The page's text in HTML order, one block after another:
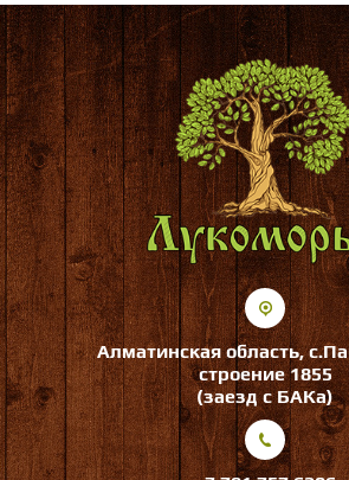
Алматинская область,
строение 1855
(заезд с БАКа)